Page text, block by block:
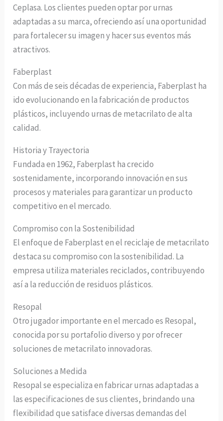
Ceplasa. Los clientes pueden optar por urnas
adaptadas a su marca, ofreciendo así una oportunidad
para fortalecer su imagen y hacer sus eventos más
atractivos.
Faberplast
Con más de seis décadas de experiencia, Faberplast ha
ido evolucionando en la fabricación de productos
plásticos, incluyendo urnas de metacrilato de alta
calidad.
Historia y Trayectoria
Fundada en 1962, Faberplast ha crecido
sostenidamente, incorporando innovación en sus
procesos y materiales para garantizar un producto
competitivo en el mercado.
Compromiso con la Sostenibilidad
El enfoque de Faberplast en el reciclaje de metacrilato
destaca su compromiso con la sostenibilidad. La
empresa utiliza materiales reciclados, contribuyendo
así a la reducción de residuos plásticos.
Resopal
Otro jugador importante en el mercado es Resopal,
conocida por su portafolio diverso y por ofrecer
soluciones de metacrilato innovadoras.
Soluciones a Medida
Resopal se especializa en fabricar urnas adaptadas a
las especificaciones de sus clientes, brindando una
flexibilidad que satisface diversas demandas del